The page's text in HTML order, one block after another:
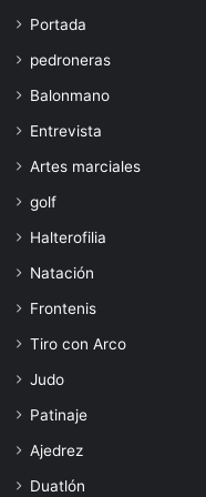
Portada
pedroneras
Balonmano
Entrevista
Artes marciales
golf
Halterofilia
Natación
Frontenis
Tiro con Arco
Judo
Patinaje
Ajedrez
Duatlón